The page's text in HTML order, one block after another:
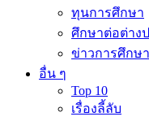
ทุนการศึกษา
ศึกษาต่อต่าง
ข่าวการศึกษา
อื่น ๆ
Top 10
เรื่องลี้ลับ